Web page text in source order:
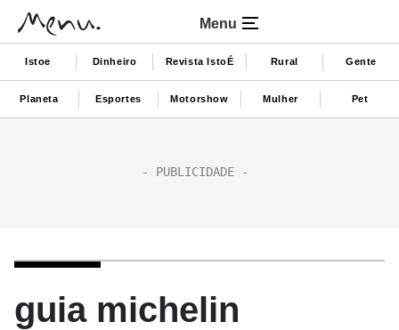
Menu
Istoe Dinheiro Revista IstoÉ Rural Gente
Planeta Esportes Motorshow Mulher Pet
guia michelin